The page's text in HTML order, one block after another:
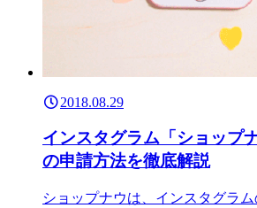
2018.08.29
インスタグラム「ショップ
の申請方法を徹底解説
ショップナウは、インスタグラ